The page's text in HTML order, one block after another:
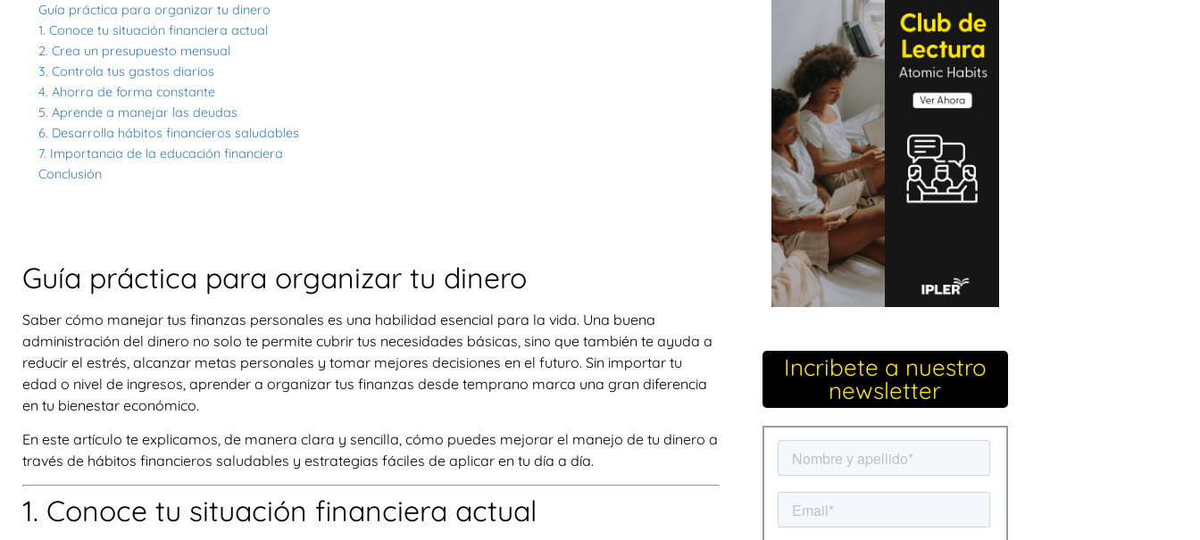
Guía práctica para organizar tu dinero
1. Conoce tu situación financiera actual
2. Crea un presupuesto mensual
3. Controla tus gastos diarios
4. Ahorra de forma constante
5. Aprende a manejar las deudas
6. Desarrolla hábitos financieros saludables
7. Importancia de la educación financiera
Conclusión
Guía práctica para organizar tu dinero
Saber cómo manejar tus finanzas personales es una habilidad esencial para la vida. Una buena
administración del dinero no solo te permite cubrir tus necesidades básicas, sino que también te ayuda a
reducir el estrés, alcanzar metas personales y tomar mejores decisiones en el futuro. Sin importar tu
edad o nivel de ingresos, aprender a organizar tus finanzas desde temprano marca una gran diferencia
en tu bienestar económico.
En este artículo te explicamos, de manera clara y sencilla, cómo puedes mejorar el manejo de tu dinero a
través de hábitos financieros saludables y estrategias fáciles de aplicar en tu día a día.
1. Conoce tu situación financiera actual
Incribete a nuestro
newsletter